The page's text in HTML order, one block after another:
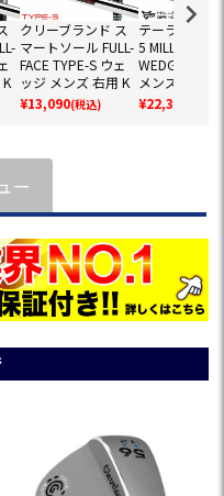
クリーブランド ス
マートソール FULL-
FACE TYPE-S ウェ
ッジ メンズ 右用 K
BS Hi-Rev MAX105
スチールシャフト
¥13,090(税込)
テーラーメイ
5 MILLED
WEDGE ウェ
メンズ 右用
O MODUS3
05 スチール
¥22,330
ー